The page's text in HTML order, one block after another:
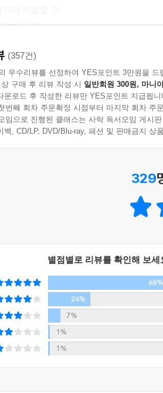
버틸 것
내지 않고 누구도 부러워하지 않는
고 사랑하는 방법을 말하다
못 없이 스스로를 질책해야 했던 나와 닮
없다고. 나로서 당당하게 살아가도 된
사회 심리학을 편한 에세이로 풀어내
의 이야기, 친구의 직장 동료의 가족의
나누는 사람들에 대한 이야기를 통해
이런 현실 속에 자신을 내동댕이치는
, 차별과 모욕으로 우리가 얻는 것은 무
, 우리 스스로 무언가 단단히 잘못한 사
라고, 그럴 필요 없다고. 그리고 나와 타
(357건)
우수리뷰를 선정하여 YES포인트 3만원을 드
구매 후 리뷰 작성 시 일반회원 300원, 마니
운로드 후 작성한 리뷰만 YES포인트 지급됩니
번째 회차 주문확정 시점부터 마지막 회차 주
임으로 진행된 클래스는 사락 독서모임 게시
백, CD/LP, DVD/Blu-ray, 패션 및 판매금지 상
329
별점별로 리뷰를 확인해 보세
68%
24%
7%
1%
1%